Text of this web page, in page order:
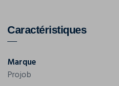
Caractéristiques
Marque
Projob